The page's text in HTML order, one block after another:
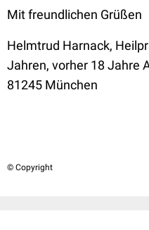
Mit freundlichen Grüßen
Helmtrud Harnack,
Jahren, vorher 18 Jahre
81245 München
© Copyright